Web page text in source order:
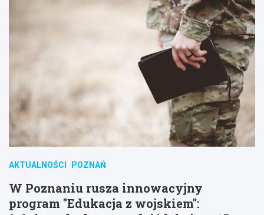
AKTUALNOŚCI POZNAŃ
W Poznaniu rusza innowacyjny
program "Edukacja z wojskiem":